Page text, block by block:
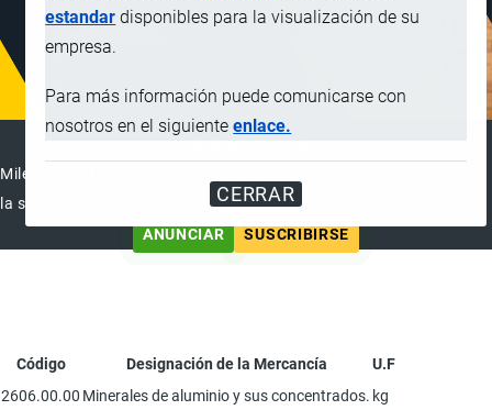
estandar disponibles para la visualización de su
empresa.
Para más información puede comunicarse con
nosotros en el siguienteenlace.
CERRAR
Miles de visitantes ya vieron este anuncio, tu empresa puede ser
la siguiente
ANUNCIAR
SUSCRIBIRSE
Código Designación de la Mercancía
U.F
2606.00.00 Minerales de aluminio y sus concentrados. kg